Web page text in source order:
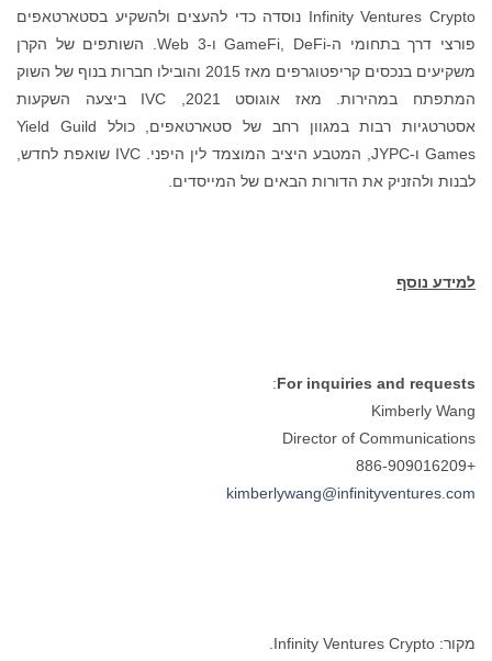
Infinity Ventures Crypto נוסדה כדי להעצים ולהשקיע בסטארטאפים
פורצי דרך בתחומי ה-GameFi, DeFi ו-Web 3. השותפים של הקרן
משקיעים בנכסים קריפטוגרפים מאז 2015 והובילו חברות בנוף של השוק
המתפתח במהירות. מאז אוגוסט 2021, IVC ביצעה השקעות
אסטרטגיות רבות במגוון רחב של סטארטאפים, כולל Yield Guild
Games ו-JYPC, המטבע היציב המוצמד לין היפני. IVC שואפת לחדש,
לבנות ולהזניק את הדורות הבאים של המייסדים.
למידע נוסף
For inquiries and requests
:
Kimberly Wang
Director of Communications
+886-909016209
kimberlywang@infinityventures.com
מקור: Infinity Ventures Crypto.